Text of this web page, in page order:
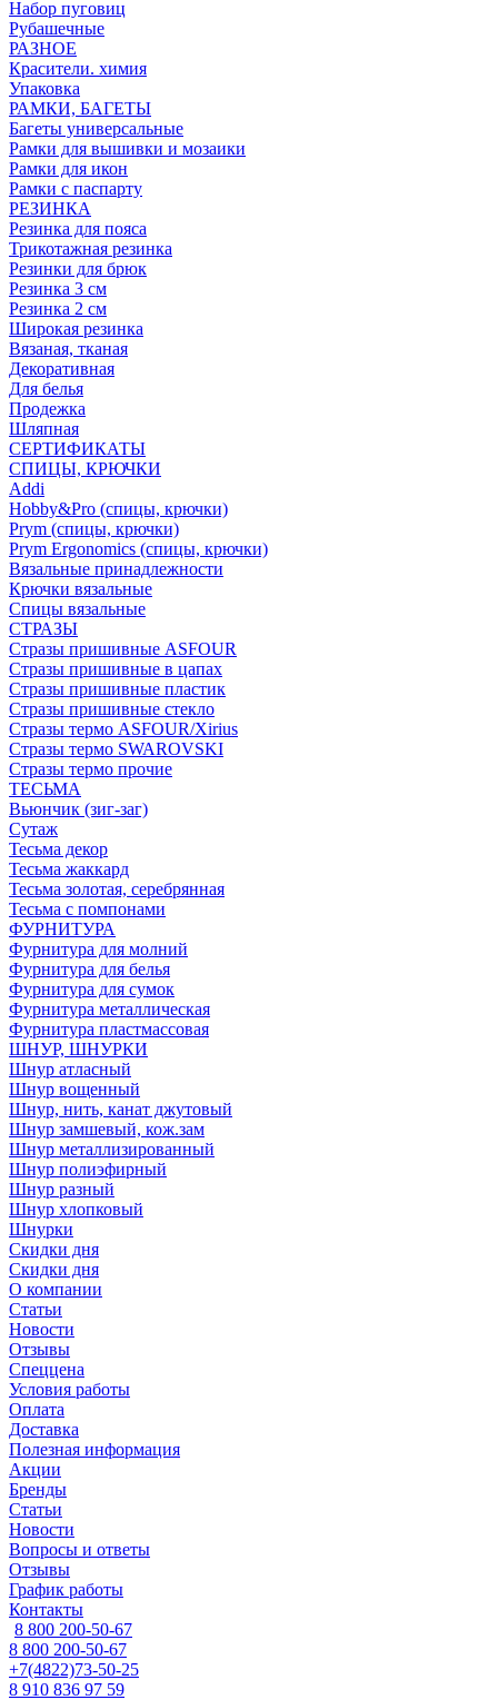
Набор пуговиц
Рубашечные
РАЗНОЕ
Красители. химия
Упаковка
РАМКИ, БАГЕТЫ
Багеты универсальные
Рамки для вышивки и мозаики
Рамки для икон
Рамки с паспарту
РЕЗИНКА
Резинка для пояса
Трикотажная резинка
Резинки для брюк
Резинка 3 см
Резинка 2 см
Широкая резинка
Вязаная, тканая
Декоративная
Для белья
Продежка
Шляпная
СЕРТИФИКАТЫ
СПИЦЫ, КРЮЧКИ
Addi
Hobby&Pro (спицы, крючки)
Prym (спицы, крючки)
Prym Ergonomics (спицы, крючки)
Вязальные принадлежности
Крючки вязальные
Спицы вязальные
СТРАЗЫ
Стразы пришивные ASFOUR
Стразы пришивные в цапах
Стразы пришивные пластик
Стразы пришивные стекло
Стразы термо ASFOUR/Xirius
Стразы термо SWAROVSKI
Стразы термо прочие
ТЕСЬМА
Вьюнчик (зиг-заг)
Сутаж
Тесьма декор
Тесьма жаккард
Тесьма золотая, серебрянная
Тесьма с помпонами
ФУРНИТУРА
Фурнитура для молний
Фурнитура для белья
Фурнитура для сумок
Фурнитура металлическая
Фурнитура пластмассовая
ШНУР, ШНУРКИ
Шнур атласный
Шнур вощенный
Шнур, нить, канат джутовый
Шнур замшевый, кож.зам
Шнур металлизированный
Шнур полиэфирный
Шнур разный
Шнур хлопковый
Шнурки
Скидки дня
Скидки дня
О компании
Статьи
Новости
Отзывы
Спеццена
Условия работы
Оплата
Доставка
Полезная информация
Акции
Бренды
Статьи
Новости
Вопросы и ответы
Отзывы
График работы
Контакты
8 800 200-50-67
8 800 200-50-67
+7(4822)73-50-25
8 910 836 97 59